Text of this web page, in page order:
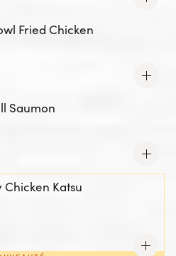
Fried Chicken
Saumon
Chicken Katsu